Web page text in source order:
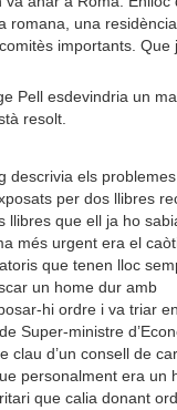
romana, una residència
importants. Que
Pell esdevindria un
resolt.
descrivia els
per dos llibres
llibres que ell ja ho
més urgent era el
que tenen lloc
un home dur amb
hi ordre i va triar
Super-ministre
clau d’un consell de
personalment era un
que calia donant